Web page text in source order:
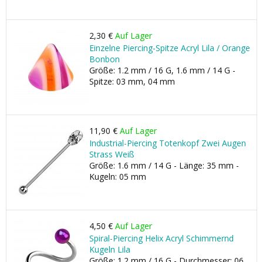
2,30 € Auf Lager
Einzelne Piercing-Spitze Acryl Lila / Orange
Bonbon
Größe: 1.2 mm / 16 G, 1.6 mm / 14 G -
Spitze: 03 mm, 04 mm
11,90 € Auf Lager
Industrial-Piercing Totenkopf Zwei Augen
Strass Weiß
Größe: 1.6 mm / 14 G - Länge: 35 mm -
Kugeln: 05 mm
4,50 € Auf Lager
Spiral-Piercing Helix Acryl Schimmernd
Kugeln Lila